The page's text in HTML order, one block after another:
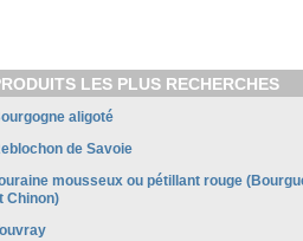
LES PLUS RECHERCHES
aligoté
de Savoie
mousseux ou pétillant rouge
Chinon)